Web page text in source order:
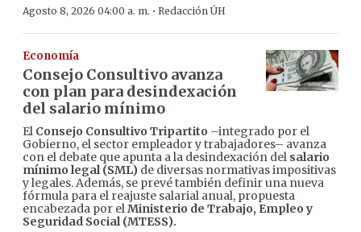
Agosto 8, 2026 04:00 a. m. · Redacción ÚH
Economía
Consejo Consultivo avanza
con plan para desindexación
del salario mínimo
El Consejo Consultivo Tripartito –integrado por el
Gobierno, el sector empleador y trabajadores– avanza
con el debate que apunta a la desindexación del salario
mínimo legal (SML) de diversas normativas impositivas
y legales. Además, se prevé también definir una nueva
fórmula para el reajuste salarial anual, propuesta
encabezada por elMinisterio de Trabajo, Empleo y
Seguridad Social (MTESS).